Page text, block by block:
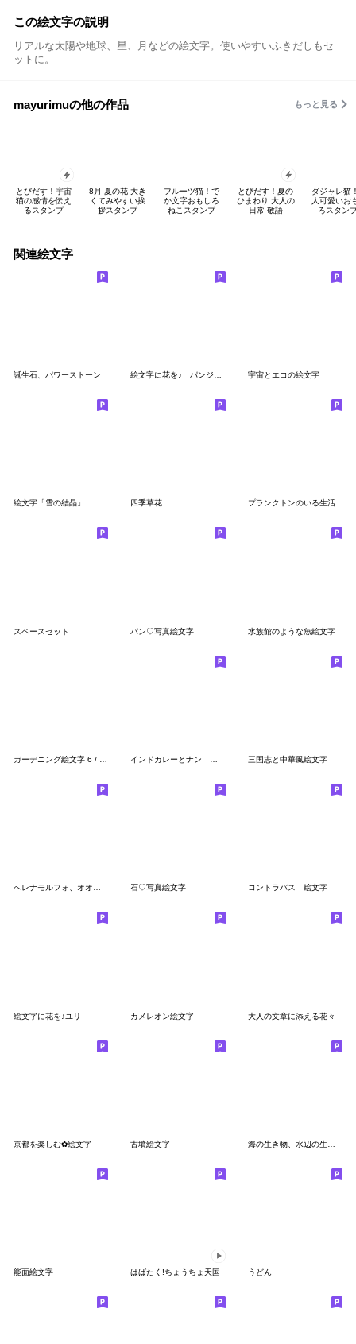
この絵文字の説明
リアルな太陽や地球、星、月などの絵文字。使いやすいふきだしもセ
ットに。
mayurimuの他の作品 もっと見る
とびだす！宇宙
猫の感情を伝え
るスタンプ
8月 夏の花 大き
くてみやすい挨
拶スタンプ
フルーツ猫！で
か文字おもしろ
ねこスタンプ
とびだす！夏の
ひまわり 大人の
日常 敬語
ダジャレ猫
人可愛いお
ろスタン
関連絵文字
誕生石、パワーストーン 宇宙とエコの絵文字
絵文字「雪の結晶」 四季草花 プランクトンのいる生活
スペースセット パン♡写真絵文字 水族館のような魚絵文字
三国志と中華風絵文字
へレナモルフォ、オオルリアゲハなど 石♡写真絵文字 コントラバス 絵文字
絵文字に花を♪ユリ カメレオン絵文字 大人の文章に添える花々
京都を楽しむ✿絵文字 古墳絵文字
能面絵文字 はばたく!ちょうちょ天国 うどん